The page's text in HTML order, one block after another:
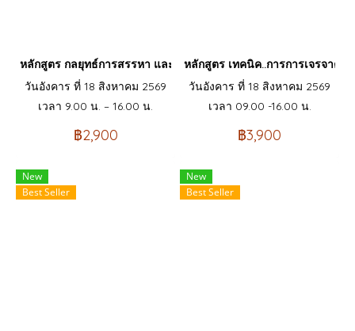
หลักสูตร กลยุทธ์การสรรหา และเทคนิคการสัมภาษณ์ คัดเลือกบุคคลเ
วันอังคาร ที่ 18 สิงหาคม 2569
เวลา 9.00 น. – 16.00 น.
฿2,900
หลักสูตร เทคนิค..การการเจรจาต่
วันอังคาร ที่ 18 สิงหาคม 2569
เวลา 09.00 -16.00 น.
฿3,900
New
Best Seller
New
Best Seller